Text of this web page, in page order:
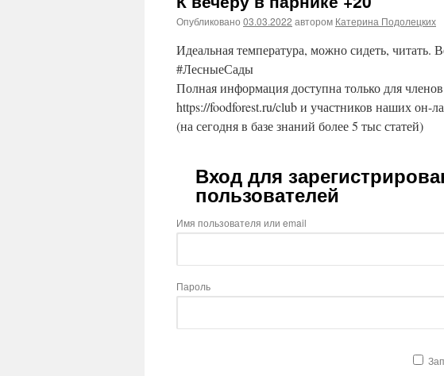
Опубликовано 03.03.2022 автором Катерина Подолецких
Идеальная температура, можно сидеть, читать.
#ЛесныеСады
Полная информация доступна только для
https://foodforest.ru/club и участников наших он-
(на сегодня в базе знаний более 5 тыс статей)
Вход для
пользователей
Имя пользователя или email
Пароль